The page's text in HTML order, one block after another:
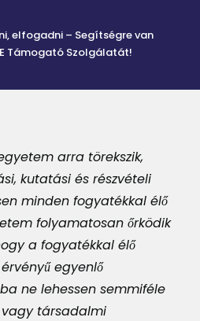
elfogadni – Segítségre van
Támogató Szolgálatát!
arra törekszik,
kutatási és részvételi
minden fogyatékkal élő
folyamatosan őrködik
a fogyatékkal élő
egyenlő
ne lehessen semmiféle
vagy társadalmi